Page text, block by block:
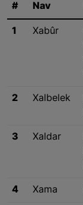
# Nav
1 Xabûr
2 Xalbelek
3 Xaldar
4 Xama